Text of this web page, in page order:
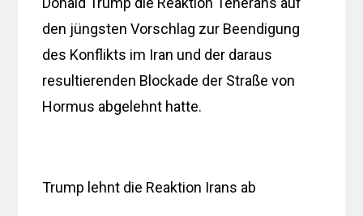
den jüngsten Vorschlag zur Beendigung
des Konflikts im Iran und der daraus
resultierenden Blockade der Straße von
Hormus abgelehnt hatte.
Trump lehnt die Reaktion Irans ab